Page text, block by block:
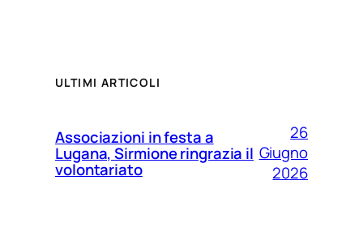
ULTIMI ARTICOLI
Associazioni in festa a
Lugana, Sirmione ringrazia il
volontariato
26
Giugno
2026